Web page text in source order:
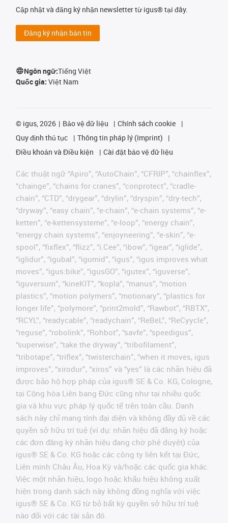
Cập nhật và đăng ký nhận newsletter từ igus® tại đây.
Đăng ký nhận bản tin
Ngôn ngữ:Tiếng Việt
Quốc gia: Việt Nam
© igus, 2026 Bảo vệ dữ liệu
Chính sách cookie
Quy định thủ tục
Thông tin pháp lý (Imprint)
Điều khoản và Điều kiện
Cài đặt bảo vệ dữ liệu
Các thuật ngữ “Apiro”, “AutoChain”, “CFRIP”, “chainflex”,
“chainge”, “chains for cranes”, “conprotect”, “cradle-
chain”, “CTD”, “drygear”, “drylin”, “dryspin”, “dry-tech”,
“dryway”, “easy chain”, “e-chain”, “e-chain systems”, “e-
ketten”, “e-kettensysteme”, “e-loop”, “energy chain”,
“energy chain systems”, “enjoyneering”, “e-skin”, “e-
spool”, “fixflex”, “flizz”, “i.Cee”, “ibow”, “igear”, “iglide”,
“iglidur”, “igubal”, “igumid”, “igus”, “igus improves what
moves”, “igus:bike”, “igusGO”, “igutex”, “iguverse”,
“iguversum”, “kineKIT”, “kopla”, “manus”, “motion
plastics”, “motion polymers”, “motionary”, “plastics for
longer life”, “polymore”, “print2mold”, “Rawbot”, “RBTX”,
“RCYL”, “readycable”, “readychain”, “ReBeL”, “ReCyycle”,
“reguse”, “robolink”, “Rohbot”, “savfe”, “speedigus”,
“superwise”, “take the dryway”, “tribofilament”,
“tribotape”, “triflex”, “twisterchain”, “when it moves, igus
improves”, “xirodur”, “xiros” và “yes” là các nhãn hiệu đã
được bảo hộ hợp pháp của igus® SE & Co. KG, Cologne,
tại Cộng hòa Liên bang Đức cũng như tại nhiều quốc
gia và khu vực pháp lý quốc tế trên toàn cầu. Danh
sách này chỉ mang tính đại diện và không đầy đủ về các
quyền sở hữu trí tuệ (ví dụ: nhãn hiệu đã đăng ký hoặc
các đơn đăng ký nhãn hiệu đang chờ phê duyệt) của
igus® SE & Co. KG hoặc các công ty liên kết tại Đức,
Liên minh Châu Âu, Hoa Kỳ và/hoặc các quốc gia khác.
Việc một nhãn hiệu, logo hoặc khẩu hiệu không xuất
hiện trong danh sách này không đồng nghĩa với việc
igus® SE & Co. KG từ bỏ bất kỳ quyền sở hữu trí tuệ
nào đối với các tài sản đó.